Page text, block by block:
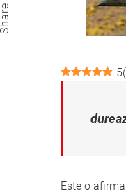
5(
Este o